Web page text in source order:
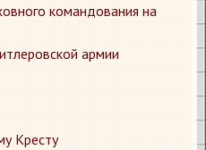
командования на
армии
Кресту